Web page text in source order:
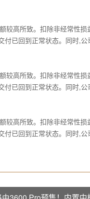
高所致。扣除非经常性损
已回到正常状态。同时,公
高所致。扣除非经常性损
已回到正常状态。同时,公
高所致。扣除非经常性损
已回到正常状态。同时,公